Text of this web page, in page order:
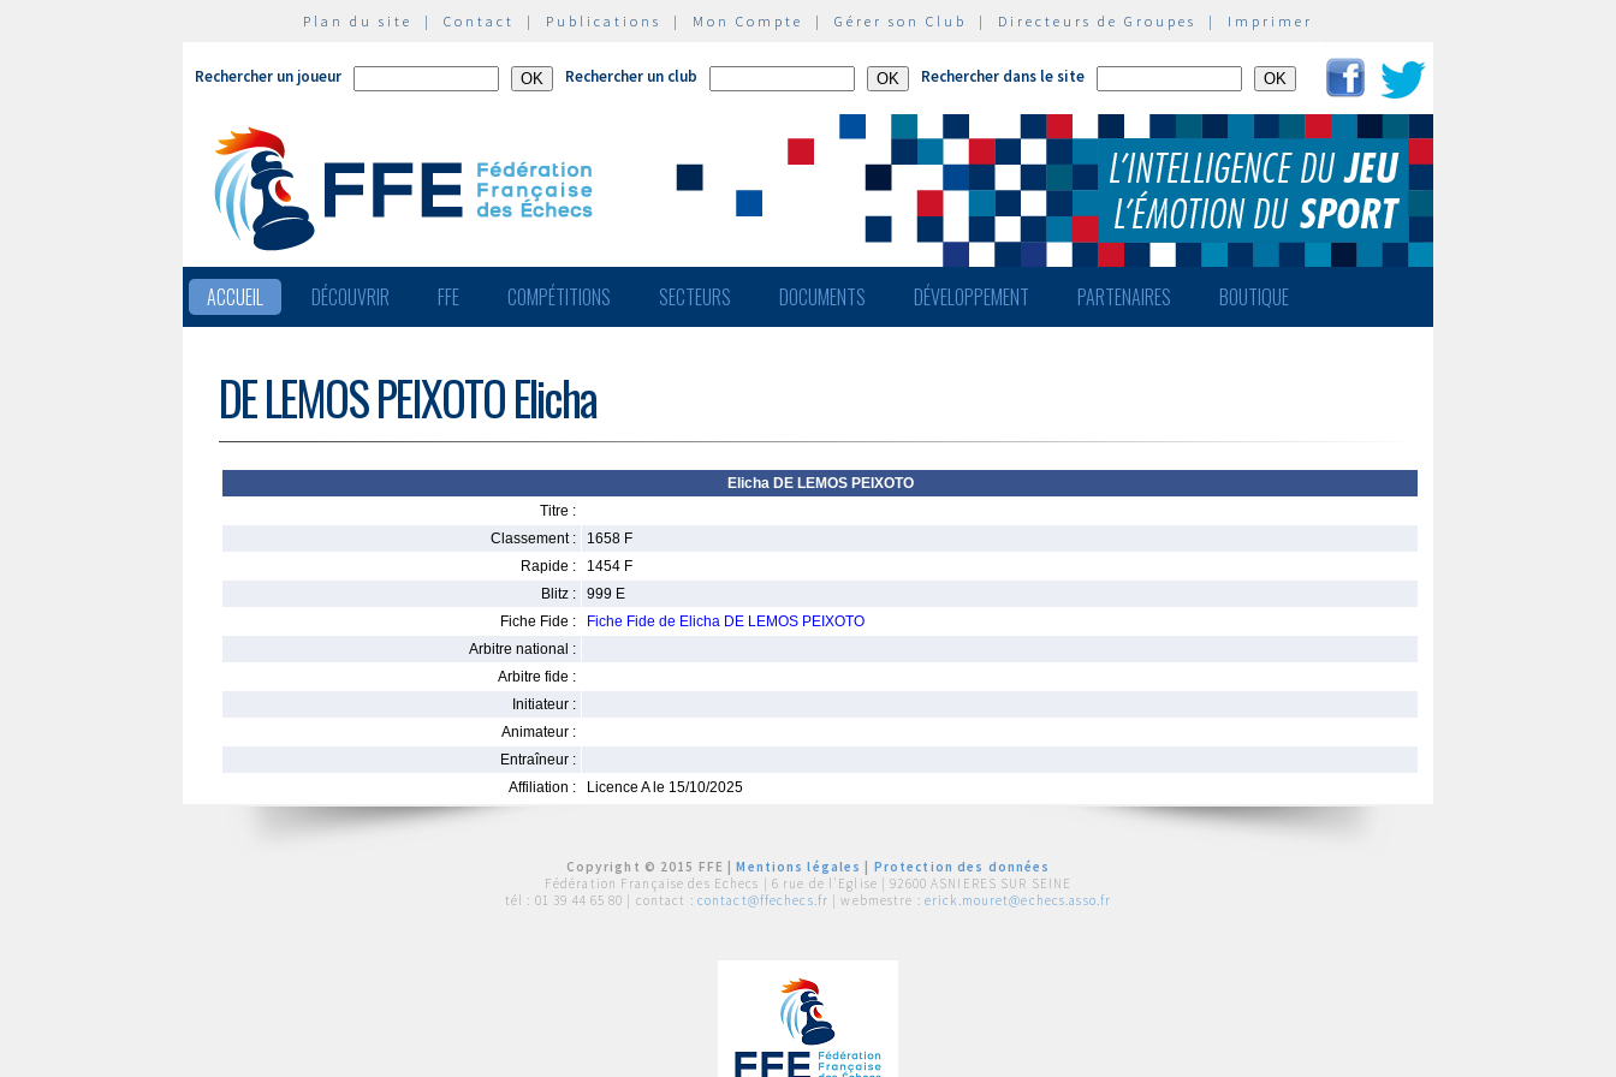
Plan du site | Contact | Publications | Mon Compte | Gérer son Club | Directeurs de Groupes | Imprimer
Rechercher un joueur Rechercher un club Rechercher dans le site
ACCUEIL DÉCOUVRIR FFE COMPÉTITIONS SECTEURS DOCUMENTS DÉVELOPPEMENT PARTENAIRES BOUTIQUE
DE LEMOS PEIXOTO Elicha
Elicha DE LEMOS PEIXOTO
Titre :
Classement :
1658 F
Rapide :
1454 F
Blitz :
999 E
Fiche Fide :
Fiche Fide de Elicha DE LEMOS PEIXOTO
Arbitre national :
Arbitre fide :
Initiateur :
Animateur :
Entraîneur :
Affiliation :
Licence A le 15/10/2025
Copyright © 2015 FFE |Mentions légales
Protection des données
Fédération Française des Echecs | 6 rue de l'Eglise | 92600 ASNIERES SUR SEINE
tél : 01 39 44 65 80 | contact : contact@ffechecs.fr | webmestre : erick.mouret@echecs.asso.fr